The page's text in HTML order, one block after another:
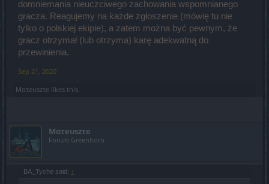
domniemania nieuczciwego zachowania wspomnianego
gracza. Reagujemy na każde zgłoszenie (mówię tu nie
tylko o polskiej ekipie), a zatem można być pewnym, że
gracz otrzymał (lub otrzyma) karę adekwatną do
przewinienia.
Sep 21, 2020
Mατeυszτe likes this.
Mατeυszτe
Forum Greenhorn
BA_Tyche said: ↑